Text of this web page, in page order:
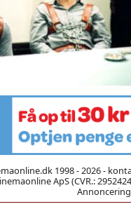
1998 - 2026 -
ApS (CVR.: